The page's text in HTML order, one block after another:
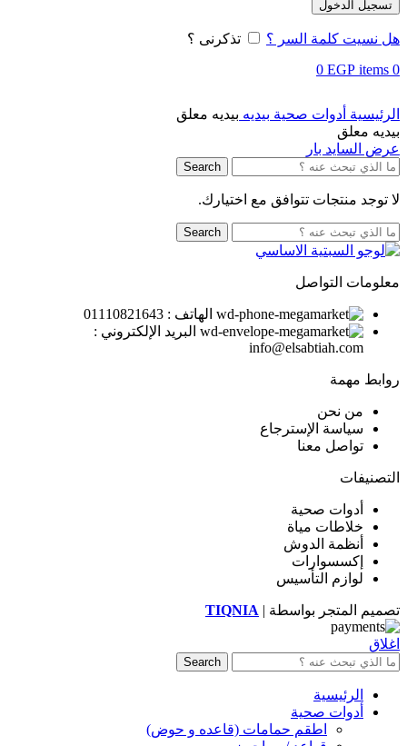
تسجيل الدخول
هل نسيت كلمة السر ؟
تذكرنى ؟
0
items
0 EGP
الرئيسية أدوات صحية بيديه بيديه معلق
بيديه معلق
عرض السايد بار
Search
لا توجد منتجات تتوافق مع اختيارك.
Search
معلومات التواصل
الهاتف : 01110821643
البريد الإلكتروني :
info@elsabtiah.com
روابط مهمة
من نحن
سياسة الإسترجاع
تواصل معنا
التصنيفات
أدوات صحية
خلاطات مياة
أنظمة الدوش
إكسسوارات
لوازم التأسيس
تصميم المتجر بواسطة | TIQNIA
اغلاق
Search
الرئيسية
أدوات صحية
اطقم حمامات (قاعده و حوض)